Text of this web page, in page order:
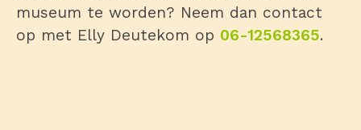
museum te worden? Neem dan contact
op met Elly Deutekom op 06-12568365.